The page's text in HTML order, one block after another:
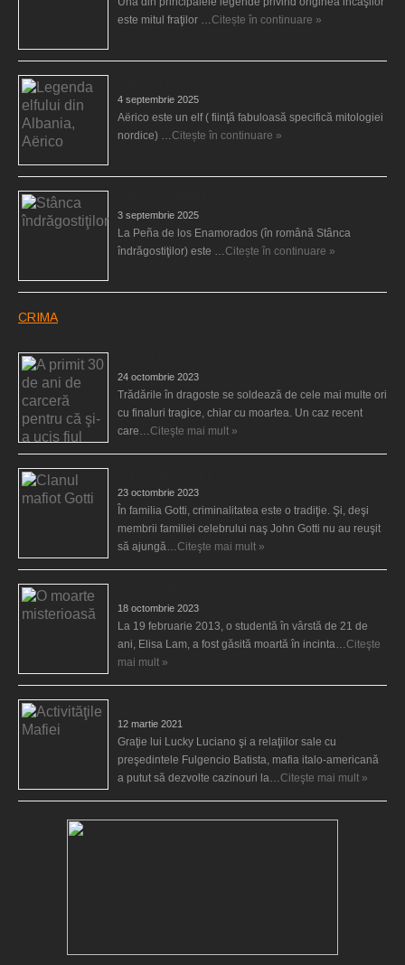
este mitul fraţilor …Citește în continuare »
4 septembrie 2025
Aërico este un elf ( fiinţă fabuloasă specifică mitologiei
nordice) …Citește în continuare »
3 septembrie 2025
La Peña de los Enamorados (în română Stânca
îndrăgostiţilor) este …Citește în continuare »
CRIMA
24 octombrie 2023
Trădările în dragoste se soldează de cele mai multe ori
cu finaluri tragice, chiar cu moartea. Un caz recent
care…Citeşte mai mult »
23 octombrie 2023
În familia Gotti, criminalitatea este o tradiţie. Şi, deşi
membrii familiei celebrului naş John Gotti nu au reuşit
să ajungă…Citeşte mai mult »
18 octombrie 2023
La 19 februarie 2013, o studentă în vârstă de 21 de
ani, Elisa Lam, a fost găsită moartă în incinta…Citeşte
mai mult »
12 martie 2021
Graţie lui Lucky Luciano şi a relaţiilor sale cu
preşedintele Fulgencio Batista, mafia italo-americană
a putut să dezvolte cazinouri la…Citeşte mai mult »